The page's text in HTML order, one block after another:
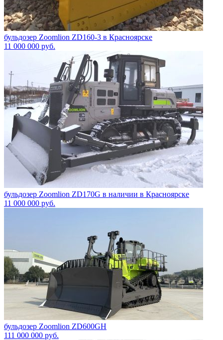
бульдозер Zoomlion ZD160-3 в Красноярске
11 000 000 руб.
бульдозер Zoomlion ZD170G в наличии в Красноярске
11 000 000 руб.
бульдозер Zoomlion ZD600GH
111 000 000 руб.